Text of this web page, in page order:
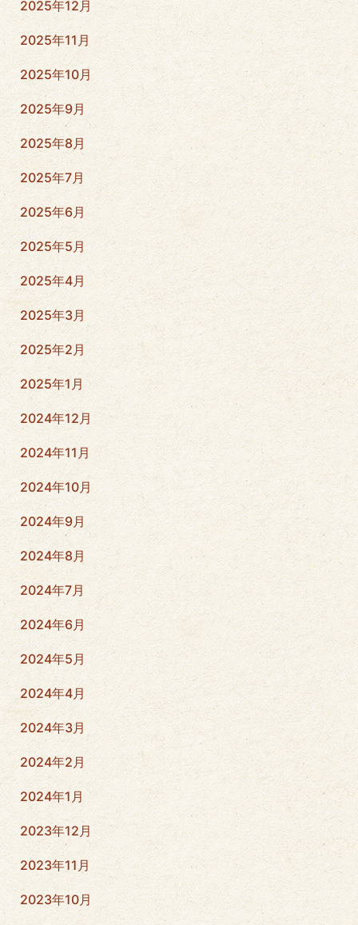
2025年12月
2025年11月
2025年10月
2025年9月
2025年8月
2025年7月
2025年6月
2025年5月
2025年4月
2025年3月
2025年2月
2025年1月
2024年12月
2024年11月
2024年10月
2024年9月
2024年8月
2024年7月
2024年6月
2024年5月
2024年4月
2024年3月
2024年2月
2024年1月
2023年12月
2023年11月
2023年10月